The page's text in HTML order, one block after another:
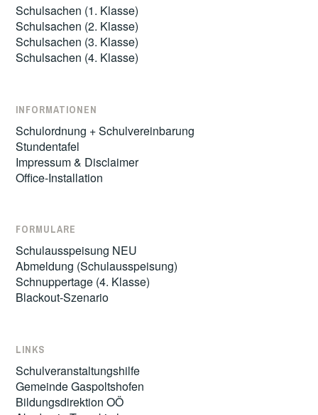
Schulsachen (1. Klasse)
Schulsachen (2. Klasse)
Schulsachen (3. Klasse)
Schulsachen (4. Klasse)
INFORMATIONEN
Schulordnung + Schulvereinbarung
Stundentafel
Impressum & Disclaimer
Office-Installation
FORMULARE
Schulausspeisung NEU
Abmeldung (Schulausspeisung)
Schnuppertage (4. Klasse)
Blackout-Szenario
LINKS
Schulveranstaltungshilfe
Gemeinde Gaspoltshofen
Bildungsdirektion OÖ